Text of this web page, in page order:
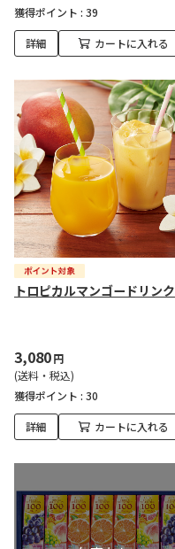
獲得ポイント : 39
詳細 カートに入れる
トロピカルマンゴードリンク
3,080円
(送料・税込)
獲得ポイント : 30
詳細 カートに入れる